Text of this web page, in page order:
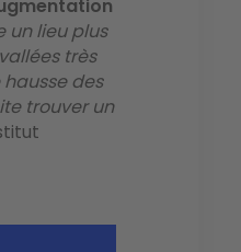
un lieu plus
très
des
trouver un